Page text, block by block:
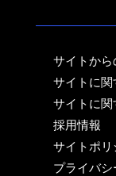
サイトか
サイトに
サイトに
採用情報
サイトポリ
プライバ